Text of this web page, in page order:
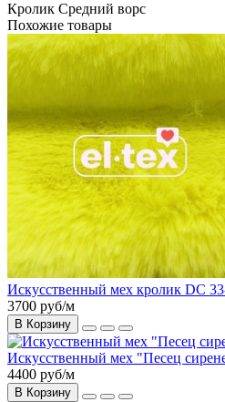
Кролик Средний ворс
Похожие товары
Искусственный мех кролик DC
3700 руб/м
В Корзину
Искусственный мех "Песец
4400 руб/м
В Корзину